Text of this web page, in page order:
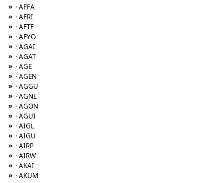
» · AFFA
» · AFRI
» · AFTE
» · AFYO
» · AGAI
» · AGAT
» · AGE
» · AGEN
» · AGGU
» · AGNE
» · AGON
» · AGUI
» · AIGL
» · AIGU
» · AIRP
» · AIRW
» · AKAI
» · AKUM